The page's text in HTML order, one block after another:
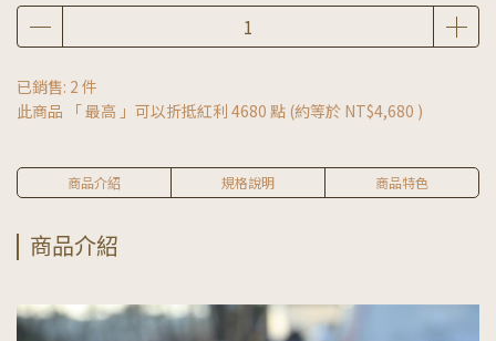
已銷售: 2 件
此商品 「 最高 」可以折抵紅利 4680 點 (約等於 NT$4,680 )
商品介紹 規格說明 商品特色
商品介紹